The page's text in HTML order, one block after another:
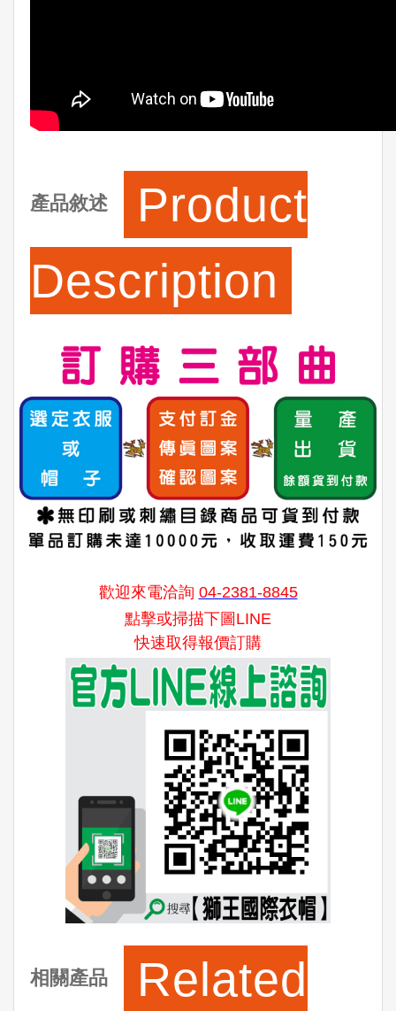
產品敘述
Product
Description
歡迎來電洽詢 04-2381-8845
點擊或掃描下圖LINE
快速取得報價訂購
相關產品 Related